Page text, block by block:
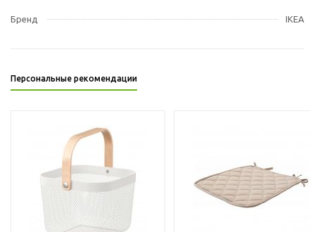
Бренд IKEA
Персональные рекомендации